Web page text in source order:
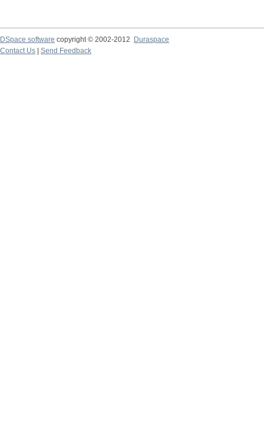
DSpace software copyright © 2002-2012
Duraspace
Contact Us
Send Feedback